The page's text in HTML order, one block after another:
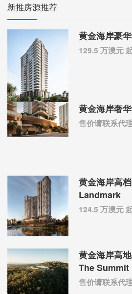
新推房源推荐
黄金海岸豪
129.5 万澳元
黄金海岸奢
售价请联系代
黄金海岸高
Landmark
124.5 万澳元
黄金海岸高
The Summit
售价请联系代